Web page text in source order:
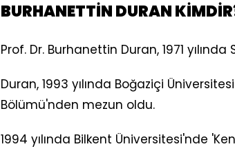
BURHANETTİN DURAN
Prof. Dr. Burhanettin Duran, 1971
Duran, 1993 yılında Boğaziçi
Bölümü'nden mezun oldu.
1994 yılında Bilkent Üniversitesi'nde